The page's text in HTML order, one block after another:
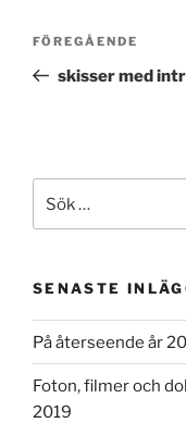
Föregående
inlägg
FÖREGÅENDE
skisser med
efter:
SENASTE
På återseende år
Foton, filmer och
2019